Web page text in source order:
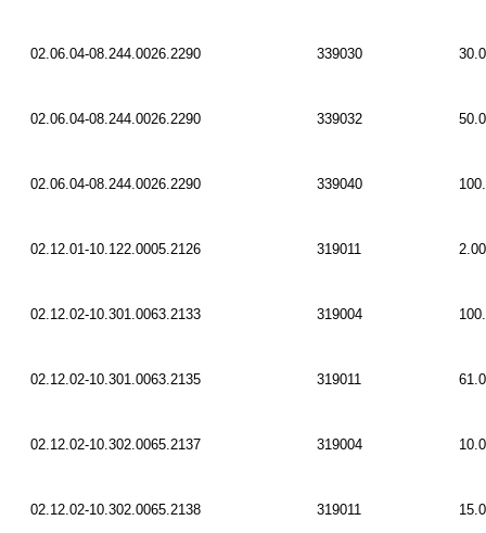
02.06.04-08.244.0026.2290 339030
02.06.04-08.244.0026.2290 339032
02.06.04-08.244.0026.2290 339040
02.12.01-10.122.0005.2126 319011
02.12.02-10.301.0063.2133 319004
02.12.02-10.301.0063.2135 319011
02.12.02-10.302.0065.2137 319004
02.12.02-10.302.0065.2138 319011